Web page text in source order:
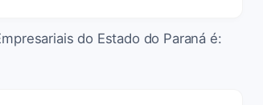
do Estado do Paraná é: